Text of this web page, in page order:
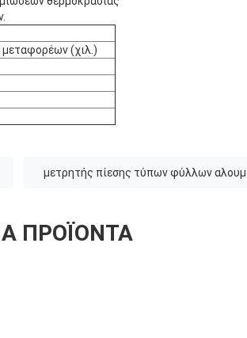
(χιλ.)
μετρητής πίεσης τύπων φύλλων
ΠΡΟΪΌΝΤΑ